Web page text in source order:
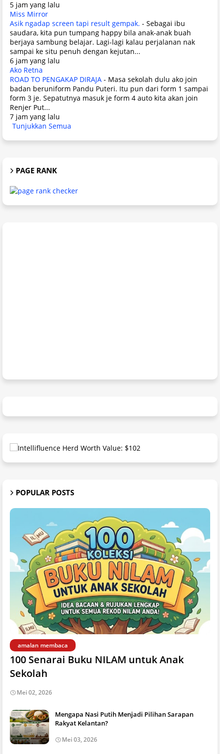
5 jam yang lalu
Miss Mirror
Asik ngadap screen tapi result gempak. - Sebagai ibu
saudara, kita pun tumpang happy bila anak-anak buah
berjaya sambung belajar. Lagi-lagi kalau perjalanan nak
sampai ke situ penuh dengan kejutan...
6 jam yang lalu
Ako Retna
ROAD TO PENGAKAP DIRAJA - Masa sekolah dulu ako join
badan beruniform Pandu Puteri. Itu pun dari form 1 sampai
form 3 je. Sepatutnya masuk je form 4 auto kita akan join
Renjer Put...
7 jam yang lalu
Tunjukkan Semua
PAGE RANK
POPULAR POSTS
amalan membaca
100 Senarai Buku NILAM untuk Anak
Sekolah
Mei 02, 2026
Mengapa Nasi Putih Menjadi Pilihan Sarapan
Rakyat Kelantan?
Mei 03, 2026